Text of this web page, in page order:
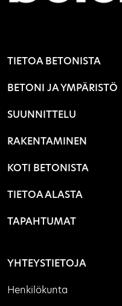
TIETOA BETONISTA
BETONI JA YMPÄRISTÖ
SUUNNITTELU
RAKENTAMINEN
KOTI BETONISTA
TIETOA ALASTA
TAPAHTUMAT
YHTEYSTIETOJA
Henkilökunta